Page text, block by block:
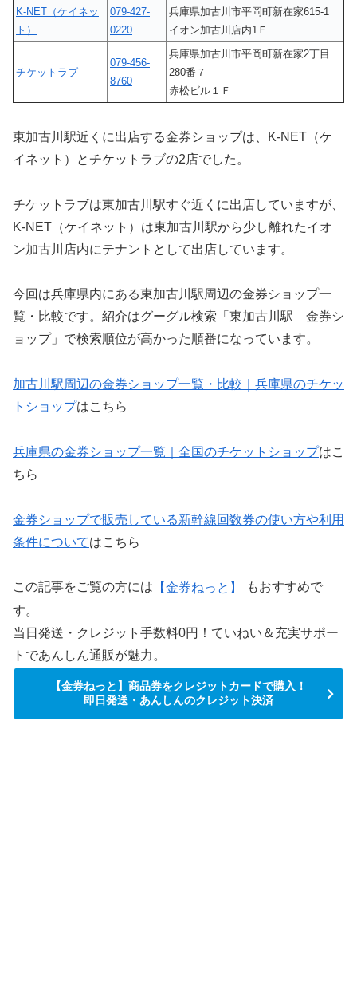
K-NET（ケイネッ
ト）
079-427-
0220
兵庫県加古川市平岡町新在家615-1
イオン加古川店内1Ｆ
チケットラブ
079-456-
8760
兵庫県加古川市平岡町新在家2丁目
280番７
赤松ビル１Ｆ
東加古川駅近くに出店する金券ショップは、K-NET（ケ
イネット）とチケットラブの2店でした。
チケットラブは東加古川駅すぐ近くに出店していますが、
K-NET（ケイネット）は東加古川駅から少し離れたイオ
ン加古川店内にテナントとして出店しています。
今回は兵庫県内にある東加古川駅周辺の金券ショップ一
覧・比較です。紹介はグーグル検索「東加古川駅 金券シ
ョップ」で検索順位が高かった順番になっています。
加古川駅周辺の金券ショップ一覧・比較｜兵庫県のチケッ
トショップはこちら
兵庫県の金券ショップ一覧｜全国のチケットショップはこ
ちら
金券ショップで販売している新幹線回数券の使い方や利用
条件についてはこちら
この記事をご覧の方には 【金券ねっと】
もおすすめで
す。
当日発送・クレジット手数料0円！ていねい＆充実サポー
トであんしん通販が魅力。
【金券ねっと】商品券をクレジットカードで購入！
即日発送・あんしんのクレジット決済